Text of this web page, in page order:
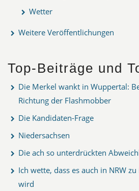
Wetter
Weitere Veröffentlichungen
Top-Beiträge und
Die Merkel wankt in Wuppertal:
Richtung der Flashmobber
Die Kandidaten-Frage
Niedersachsen
Die ach so unterdrückten
Ich wette, dass es auch in NRW
wird